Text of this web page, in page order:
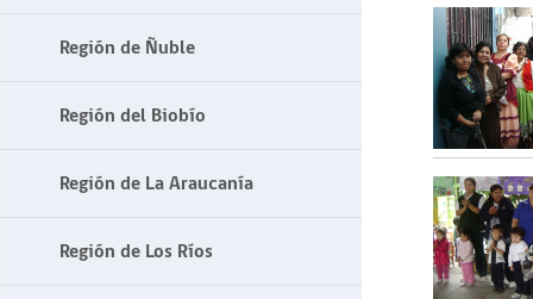
Región de Ñuble
Región del Biobío
Región de La Araucanía
Región de Los Ríos